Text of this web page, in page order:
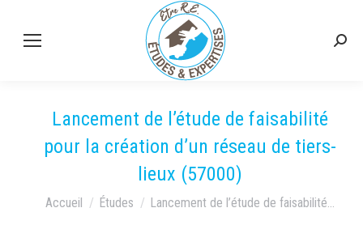
Lancement de l’étude de faisabilité
pour la création d’un réseau de tiers-
lieux (57000)
Vous êtes ici :
Accueil Études Lancement de l’étude de faisabilité…